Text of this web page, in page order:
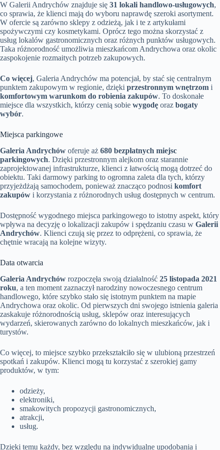
W Galerii Andrychów znajduje się 31 lokali handlowo-usługowych,
co sprawia, że klienci mają do wyboru naprawdę szeroki asortyment.
W ofercie są zarówno sklepy z odzieżą, jak i te z artykułami
spożywczymi czy kosmetykami. Oprócz tego można skorzystać z
usług lokalów gastronomicznych oraz różnych punktów usługowych.
Taka różnorodność umożliwia mieszkańcom Andrychowa oraz okolic
zaspokojenie rozmaitych potrzeb zakupowych.
Co więcej, Galeria Andrychów ma potencjał, by stać się centralnym
punktem zakupowym w regionie, dzięki przestronnym wnętrzom i
komfortowym warunkom do robienia zakupów. To doskonałe
miejsce dla wszystkich, którzy cenią sobie wygodę oraz bogaty
wybór.
Miejsca parkingowe
Galeria Andrychów oferuje aż 680 bezpłatnych miejsc
parkingowych. Dzięki przestronnym alejkom oraz starannie
zaprojektowanej infrastrukturze, klienci z łatwością mogą dotrzeć do
obiektu. Taki darmowy parking to ogromna zaleta dla tych, którzy
przyjeżdżają samochodem, ponieważ znacząco podnosi komfort
zakupów i korzystania z różnorodnych usług dostępnych w centrum.
Dostępność wygodnego miejsca parkingowego to istotny aspekt, który
wpływa na decyzję o lokalizacji zakupów i spędzaniu czasu w Galerii
Andrychów. Klienci czują się przez to odprężeni, co sprawia, że
chętnie wracają na kolejne wizyty.
Data otwarcia
Galeria Andrychów rozpoczęła swoją działalność 25 listopada 2021
roku, a ten moment zaznaczył narodziny nowoczesnego centrum
handlowego, które szybko stało się istotnym punktem na mapie
Andrychowa oraz okolic. Od pierwszych dni swojego istnienia galeria
zaskakuje różnorodnością usług, sklepów oraz interesujących
wydarzeń, skierowanych zarówno do lokalnych mieszkańców, jak i
turystów.
Co więcej, to miejsce szybko przekształciło się w ulubioną przestrzeń
spotkań i zakupów. Klienci mogą tu korzystać z szerokiej gamy
produktów, w tym:
odzieży,
elektroniki,
smakowitych propozycji gastronomicznych,
atrakcji,
usług.
Dzięki temu każdy, bez względu na indywidualne upodobania i